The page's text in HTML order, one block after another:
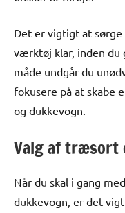
Det er vigtigt at
værktøj klar, inden du
måde undgår du
fokusere på at skabe
og dukkevogn.
Valg af træsort
Når du skal i gang
dukkevogn, er det